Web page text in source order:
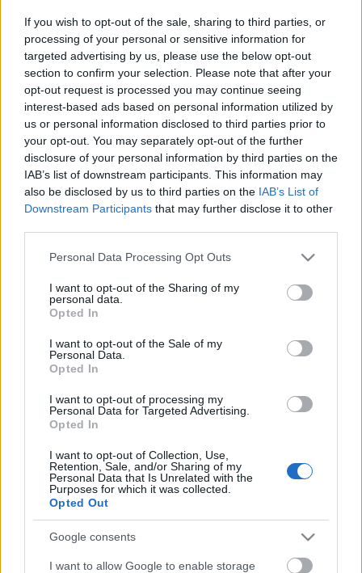
If you wish to opt-out of the sale, sharing to third parties, or
processing of your personal or sensitive information for
targeted advertising by us, please use the below opt-out
section to confirm your selection. Please note that after your
opt-out request is processed you may continue seeing
interest-based ads based on personal information utilized by
us or personal information disclosed to third parties prior to
your opt-out. You may separately opt-out of the further
disclosure of your personal information by third parties on the
IAB’s list of downstream participants. This information may
also be disclosed by us to third parties on the IAB’s List of
Downstream Participants that may further disclose it to other
Please note that this website/app uses one or more Google
not limited to your visit or usage behaviour. You may click to
grant or deny consent to Google and its third-party tags to
use your data for below specified purposes in below Google
consent section.
Personal Data Processing Opt Outs
I want to opt-out of the Sharing of my
personal data.
Opted In
I want to opt-out of the Sale of my
Personal Data.
Opted In
I want to opt-out of processing my
Personal Data for Targeted Advertising.
Opted In
I want to opt-out of Collection, Use,
Retention, Sale, and/or Sharing of my
Personal Data that Is Unrelated with the
Purposes for which it was collected.
Opted Out
Google consents
I want to allow Google to enable storage
E. T. A. Hoffmann: Diótörő és
Egérkirály VI.
caruso_•2011. december 25.
10. Nagybácsi és unokaöcs Ha nagyra becsült
olvasóim között akad valaki, aki véletlenül már
megvágta magát üveggel, az tudja, milyen
fájdalmas ez, és általában milyen kutya dolog,
hiszen nehezen gyógyul. Marika is csaknem egy
héten át őrizte az ágyat, de ahogy meggyógyult,…
Egérkirály V.
2011. december 25.
9. A kemény dióról szóló mese vége Másnap este,
beállított Drosselmeier keresztpapa, és folytatta a
mesét: "Tizenöt éve vándorolt már Drosselmeier és
az udvari csillagász, s még mindig nem akadtak a
Krakatuk-dió nyomára. Hogy hol…
E. T. A. Hoffmann: Diótörő és
Egérkirály IV.